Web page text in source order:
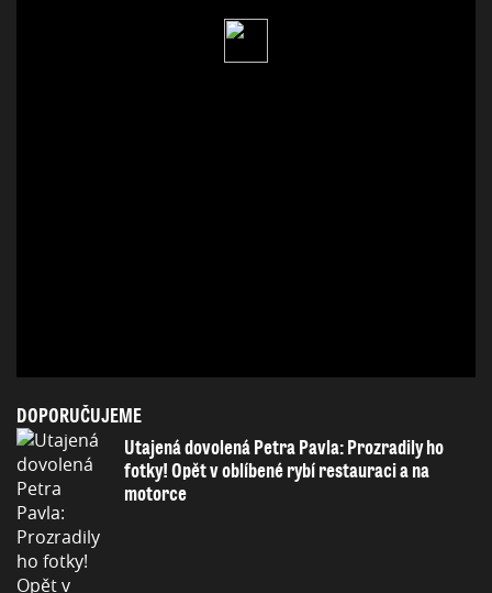
DOPORUČUJEME
Utajená dovolená Petra Pavla: Prozradily ho
fotky! Opět v oblíbené rybí restauraci a na
motorce